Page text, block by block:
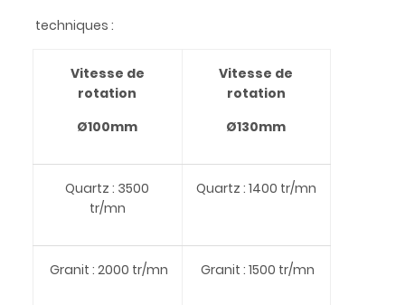
techniques :
Vitesse de
rotation
Ø100mm
Vitesse de
rotation
Ø130mm
Quartz : 3500
tr/mn
Quartz : 1400 tr/mn
Granit : 2000 tr/mn Granit : 1500 tr/mn